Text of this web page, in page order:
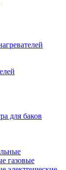
для баков
газовые